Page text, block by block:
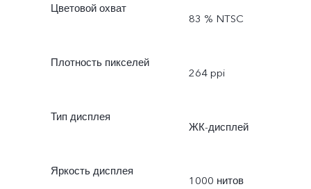
Цветовой охват
83 % NTSC
Плотность пикселей
264 ppi
Тип дисплея
ЖК-дисплей
Яркость дисплея
1000 нитов